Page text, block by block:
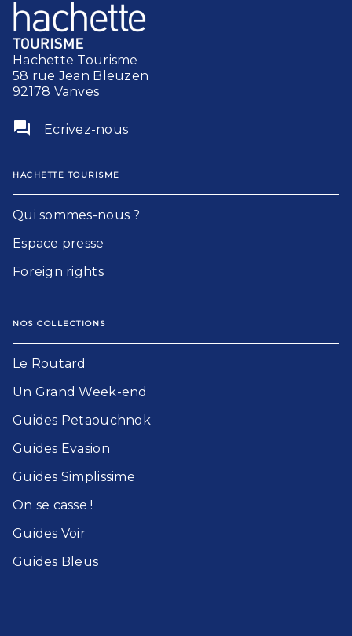
Hachette Tourisme
58 rue Jean Bleuzen
92178 Vanves
question_answer Ecrivez-nous
HACHETTE TOURISME
Qui sommes-nous ?
Espace presse
Foreign rights
NOS COLLECTIONS
Le Routard​
Un Grand Week-end​
Guides Petaouchnok​
Guides Evasion​
Guides Simplissime​
On se casse !​
Guides Voir​
Guides Bleu​s